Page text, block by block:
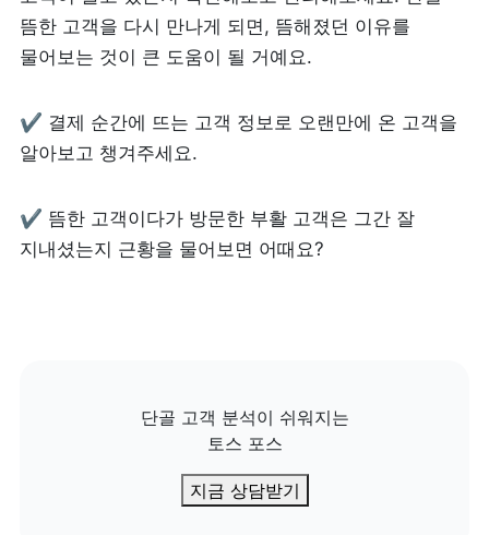
뜸한 고객을 다시 만나게 되면, 뜸해졌던 이유를
물어보는 것이 큰 도움이 될 거예요.
✔ 결제 순간에 뜨는 고객 정보로 오랜만에 온 고객을
알아보고 챙겨주세요.
✔ 뜸한 고객이다가 방문한 부활 고객은 그간 잘
지내셨는지 근황을 물어보면 어때요?
단골 고객 분석이 쉬워지는
토스 포스
지금 상담받기